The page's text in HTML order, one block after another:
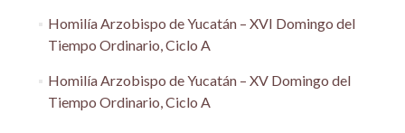
Homilía Arzobispo de Yucatán – XVI Domingo del
Tiempo Ordinario, Ciclo A
Homilía Arzobispo de Yucatán – XV Domingo del
Tiempo Ordinario, Ciclo A